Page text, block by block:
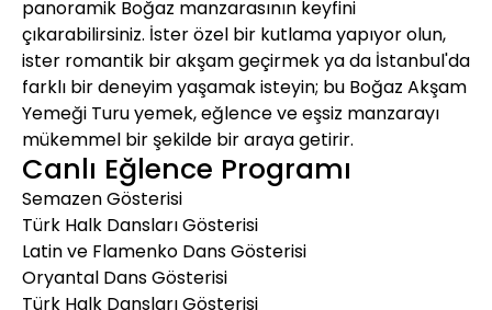
panoramik Boğaz manzarasının keyfini
çıkarabilirsiniz. İster özel bir kutlama yapıyor olun,
ister romantik bir akşam geçirmek ya da İstanbul'da
farklı bir deneyim yaşamak isteyin; bu Boğaz Akşam
Yemeği Turu yemek, eğlence ve eşsiz manzarayı
mükemmel bir şekilde bir araya getirir.
Canlı Eğlence Programı
Semazen Gösterisi
Türk Halk Dansları Gösterisi
Latin ve Flamenko Dans Gösterisi
Oryantal Dans Gösterisi
Türk Halk Dansları Gösterisi